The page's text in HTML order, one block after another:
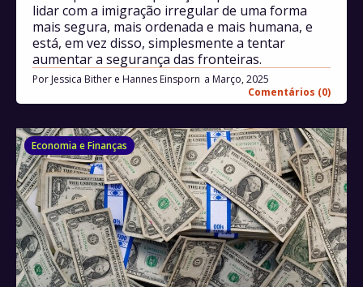
Por Jessica Bither e Hannes Einsporn
Março, 2025
Comentários (0)
lidar com a imigração irregular de uma forma
mais segura, mais ordenada e mais humana, e
está, em vez disso, simplesmente a tentar
aumentar a segurança das fronteiras.
Economia e Finanças